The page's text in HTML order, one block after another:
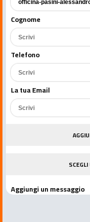
Cognome
Telefono
La tua Email
Aggiungi un messaggio